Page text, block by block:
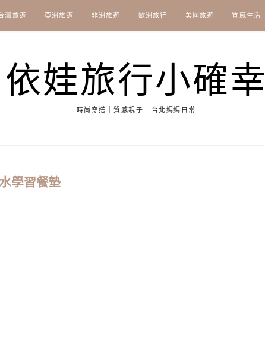
灣旅遊 亞洲旅遊 非洲旅遊 歐洲旅行 美國旅遊 質感生活
依娃旅行小確幸
時尚穿搭｜質感親子 | 台北媽媽日常
學習餐墊